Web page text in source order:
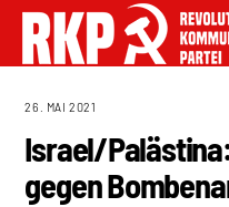
26. MAI 2021
Israel/
gegen